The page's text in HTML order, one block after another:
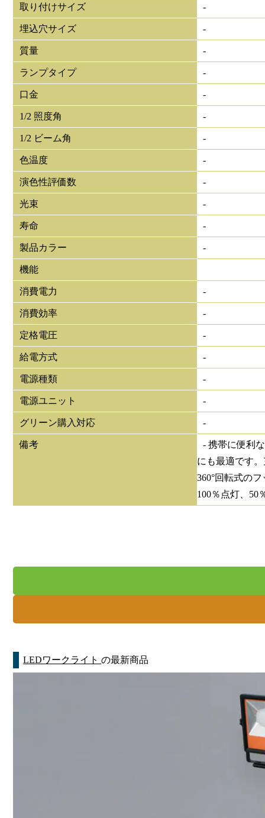
取り付けサイズ -
埋込穴サイズ -
質量 -
ランプタイプ -
口金 -
1/2 照度角 -
1/2 ビーム角 -
色温度 -
演色性評価数 -
光束 -
寿命 -
製品カラー -
機能
消費電力 -
消費効率 -
定格電圧 -
給電方式 -
電源種類 -
電源ユニット -
グリーン購入対応 -
備考
- 携帯に便利
にも最適です
360°回転式の
100％点灯、50
LEDワークライトの最新商品